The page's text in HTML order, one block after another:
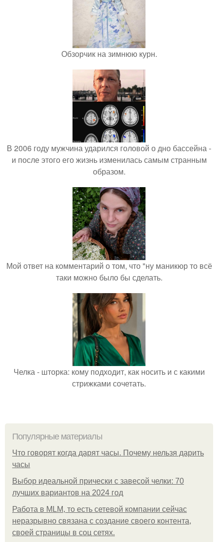
Обзорчик на зимнюю курн.
В 2006 году мужчина ударился головой о дно бассейна -
и после этого его жизнь изменилась самым странным
образом.
Мой ответ на комментарий о том, что "ну маникюр то всё
таки можно было бы сделать.
Челка - шторка: кому подходит, как носить и с какими
стрижками сочетать.
Популярные материалы
Что говорят когда дарят часы. Почему нельзя дарить
часы
Выбор идеальной прически с завесой челки: 70
лучших вариантов на 2024 год
Работа в MLM, то есть сетевой компании сейчас
неразрывно связана с создание своего контента,
своей страницы в соц сетях.